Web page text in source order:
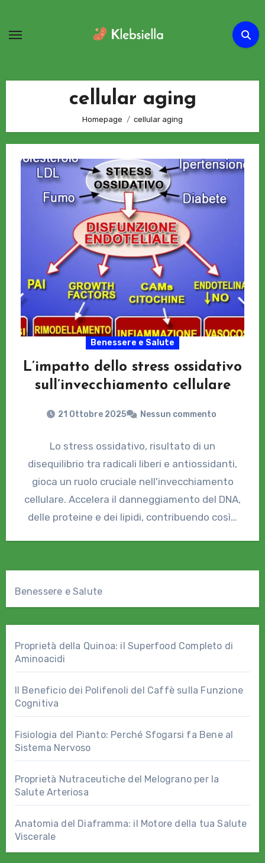
contenuto
cellular aging
Homepage cellular aging
Benessere e Salute
L’impatto dello stress ossidativo
sull’invecchiamento cellulare
21 Ottobre 2025 Nessun commento
Lo stress ossidativo, risultato di un
disequilibrio tra radicali liberi e antiossidanti,
gioca un ruolo cruciale nell'invecchiamento
cellulare. Accelera il danneggiamento del DNA,
delle proteine e dei lipidi, contribuendo così…
Benessere e Salute
Proprietà della Quinoa: il Superfood Completo di
Aminoacidi
Il Beneficio dei Polifenoli del Caffè sulla Funzione
Cognitiva
Fisiologia del Pianto: Perché Sfogarsi fa Bene al
Sistema Nervoso
Proprietà Nutraceutiche del Melograno per la
Salute Arteriosa
Anatomia del Diaframma: il Motore della tua Salute
Viscerale